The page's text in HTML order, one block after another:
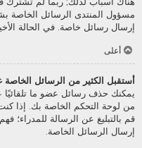
مسؤول المنتدى الرسائل
إرسال رسائل خاصة. في الحالة
أعلى
أستقبل الكثير من الرسائل الخاصة
يمكنك حذف رسائل عضو ما
من لوحة التحكم الخاصة بك. إذا
قم بالتبليغ عن الرسالة للمدراء؛
إرسال الرسائل الخاصة.